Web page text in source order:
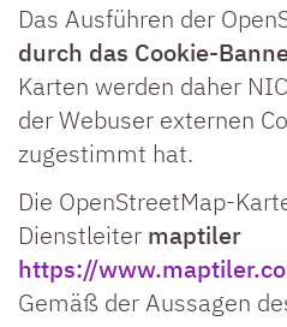
Das Ausführen der
durch das Cookie-
Karten werden daher
der Webuser externen
zugestimmt hat.
Die OpenStreetMap-
Dienstleiter maptiler
https://
Gemäß der Aussagen